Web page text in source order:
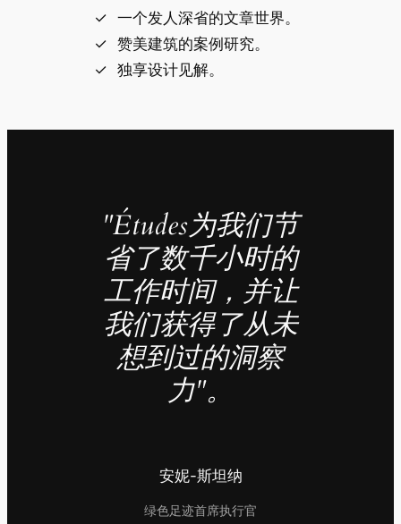
一个发人深省的文章世界。
赞美建筑的案例研究。
独享设计见解。
"Études为我们节
省了数千小时的
工作时间，并让
我们获得了从未
想到过的洞察
力"。
安妮-斯坦纳
绿色足迹首席执行官